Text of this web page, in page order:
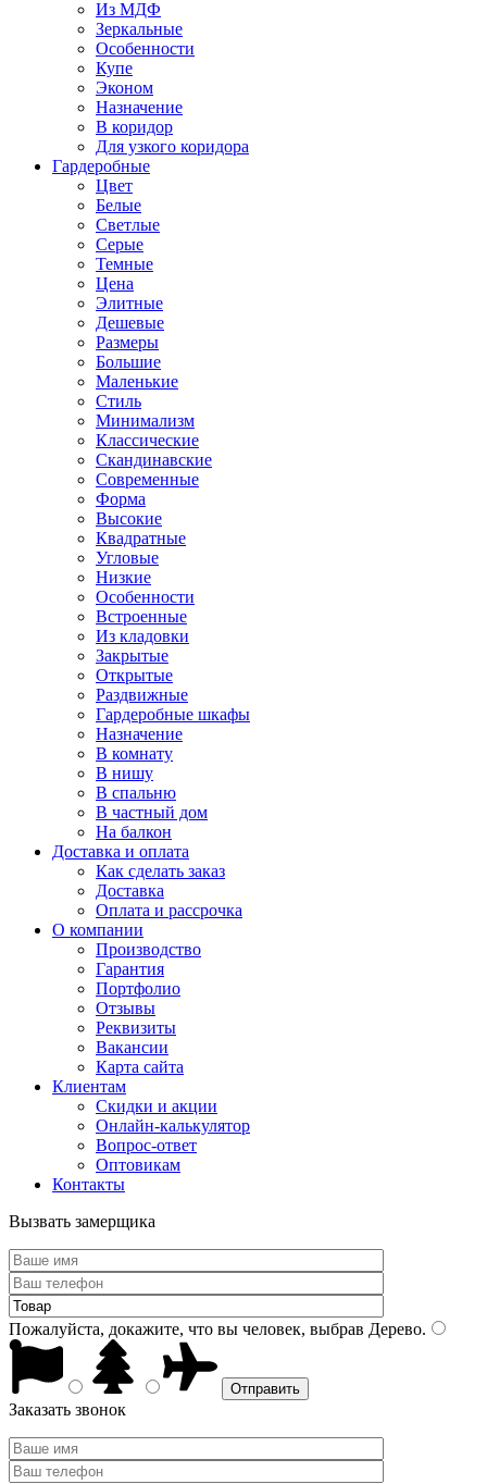
Из МДФ
Зеркальные
Особенности
Купе
Эконом
Назначение
В коридор
Для узкого коридора
Гардеробные
Цвет
Белые
Светлые
Серые
Темные
Цена
Элитные
Дешевые
Размеры
Большие
Маленькие
Стиль
Минимализм
Классические
Скандинавские
Современные
Форма
Высокие
Квадратные
Угловые
Низкие
Особенности
Встроенные
Из кладовки
Закрытые
Открытые
Раздвижные
Гардеробные шкафы
Назначение
В комнату
В нишу
В спальню
В частный дом
На балкон
Доставка и оплата
Как сделать заказ
Доставка
Оплата и рассрочка
О компании
Производство
Гарантия
Портфолио
Отзывы
Реквизиты
Вакансии
Карта сайта
Клиентам
Скидки и акции
Онлайн-калькулятор
Вопрос-ответ
Оптовикам
Контакты
Вызвать замерщика
Пожалуйста, докажите, что вы человек, выбрав Дерево.
Заказать звонок